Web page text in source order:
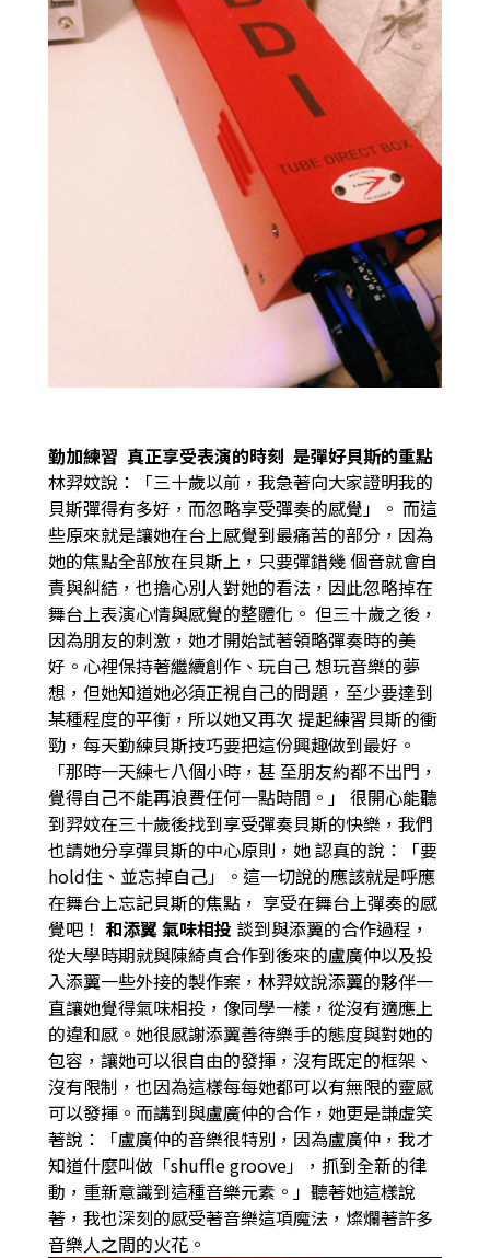
勤加練習 真正享受表演的時刻 是彈好貝斯的重點
林羿妏說：「三十歲以前，我急著向大家證明我的
貝斯彈得有多好，而忽略享受彈奏的感覺」。 而這
些原來就是讓她在台上感覺到最痛苦的部分，因為
她的焦點全部放在貝斯上，只要彈錯幾個音就會自
責與糾結，也擔心別人對她的看法，因此忽略掉在
舞台上表演心情與感覺的整體化。 但三十歲之後，
因為朋友的刺激，她才開始試著領略彈奏時的美
好。心裡保持著繼續創作、玩自己想玩音樂的夢
想，但她知道她必須正視自己的問題，至少要達到
某種程度的平衡，所以她又再次 提起練習貝斯的衝
勁，每天勤練貝斯技巧要把這份興趣做到最好。
「那時一天練七八個小時，甚 至朋友約都不出門，
覺得自己不能再浪費任何一點時間。」 很開心能聽
到羿妏在三十歲後找到享受彈奏貝斯的快樂，我們
也請她分享彈貝斯的中心原則，她認真的說：「要
hold住、並忘掉自己」。這一切說的應該就是呼應
在舞台上忘記貝斯的焦點， 享受在舞台上彈奏的感
覺吧！ 和添翼 氣味相投 談到與添翼的合作過程，
從大學時期就與陳綺貞合作到後來的盧廣仲以及投
入添翼一些外接的製作案，林羿妏說添翼的夥伴一
直讓她覺得氣味相投，像同學一樣，從沒有適應上
的違和感。她很感謝添翼善待樂手的態度與對她的
包容，讓她可以很自由的發揮，沒有既定的框架、
沒有限制，也因為這樣每每她都可以有無限的靈感
可以發揮。而講到與盧廣仲的合作，她更是謙虛笑
著說：「盧廣仲的音樂很特別，因為盧廣仲，我才
知道什麼叫做「shuffle groove」，抓到全新的律
動，重新意識到這種音樂元素。」聽著她這樣說
著，我也深刻的感受著音樂這項魔法，燦爛著許多
音樂人之間的火花。